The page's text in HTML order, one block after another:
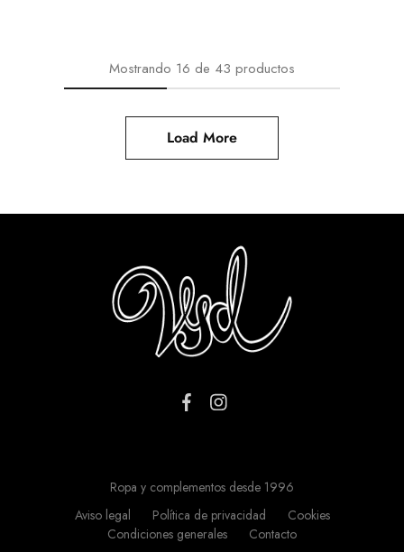
Mostrando 16 de 43 productos
Load More
Ropa y complementos desde 1996
Aviso legal
Política de privacidad
Cookies
Condiciones generales
Contacto